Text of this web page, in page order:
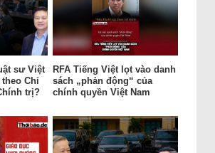
sư Việt
Chỉ
trị?
RFA Tiếng Việt lọt vào danh
sách „phản động“ của
chính quyền Việt Nam